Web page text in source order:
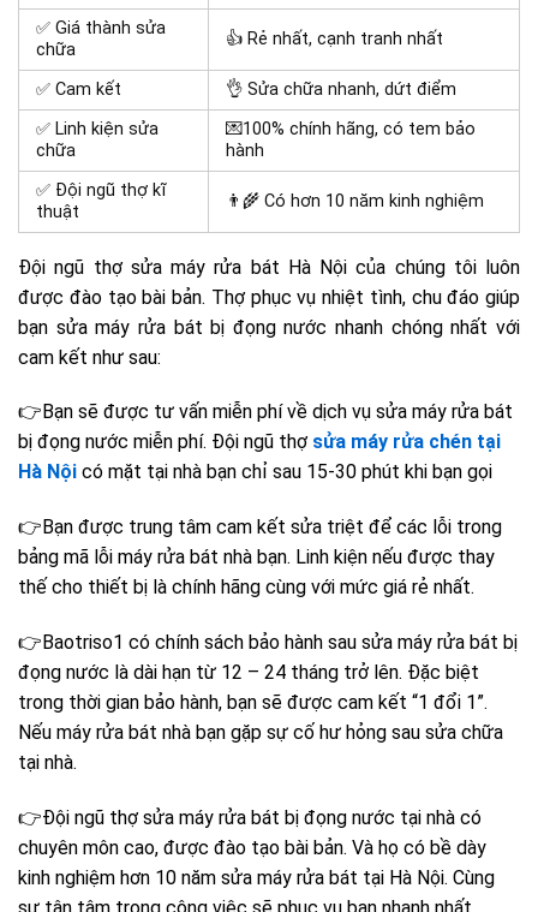
✅ Giá thành sửa
chữa
👍 Rẻ nhất, cạnh tranh nhất
✅ Cam kết
👌 Sửa chữa nhanh, dứt điểm
✅ Linh kiện sửa
chữa
💌100% chính hãng, có tem bảo
hành
✅ Đội ngũ thợ kĩ
thuật
👨‍🌾 Có hơn 10 năm kinh nghiệm
Đội ngũ thợ sửa máy rửa bát Hà Nội của chúng tôi luôn
được đào tạo bài bản. Thợ phục vụ nhiệt tình, chu đáo giúp
bạn sửa máy rửa bát bị đọng nước nhanh chóng nhất với
cam kết như sau:
👉Bạn sẽ được tư vấn miễn phí về dịch vụ sửa máy rửa bát
bị đọng nước miễn phí. Đội ngũ thợ sửa máy rửa chén tại
Hà Nội có mặt tại nhà bạn chỉ sau 15-30 phút khi bạn gọi
👉Bạn được trung tâm cam kết sửa triệt để các lỗi trong
bảng mã lỗi máy rửa bát nhà bạn. Linh kiện nếu được thay
thế cho thiết bị là chính hãng cùng với mức giá rẻ nhất.
👉Baotriso1 có chính sách bảo hành sau sửa máy rửa bát bị
đọng nước là dài hạn từ 12 – 24 tháng trở lên. Đặc biệt
trong thời gian bảo hành, bạn sẽ được cam kết “1 đổi 1”.
Nếu máy rửa bát nhà bạn gặp sự cố hư hỏng sau sửa chữa
tại nhà.
👉Đội ngũ thợ sửa máy rửa bát bị đọng nước tại nhà có
chuyên môn cao, được đào tạo bài bản. Và họ có bề dày
kinh nghiệm hơn 10 năm sửa máy rửa bát tại Hà Nội. Cùng